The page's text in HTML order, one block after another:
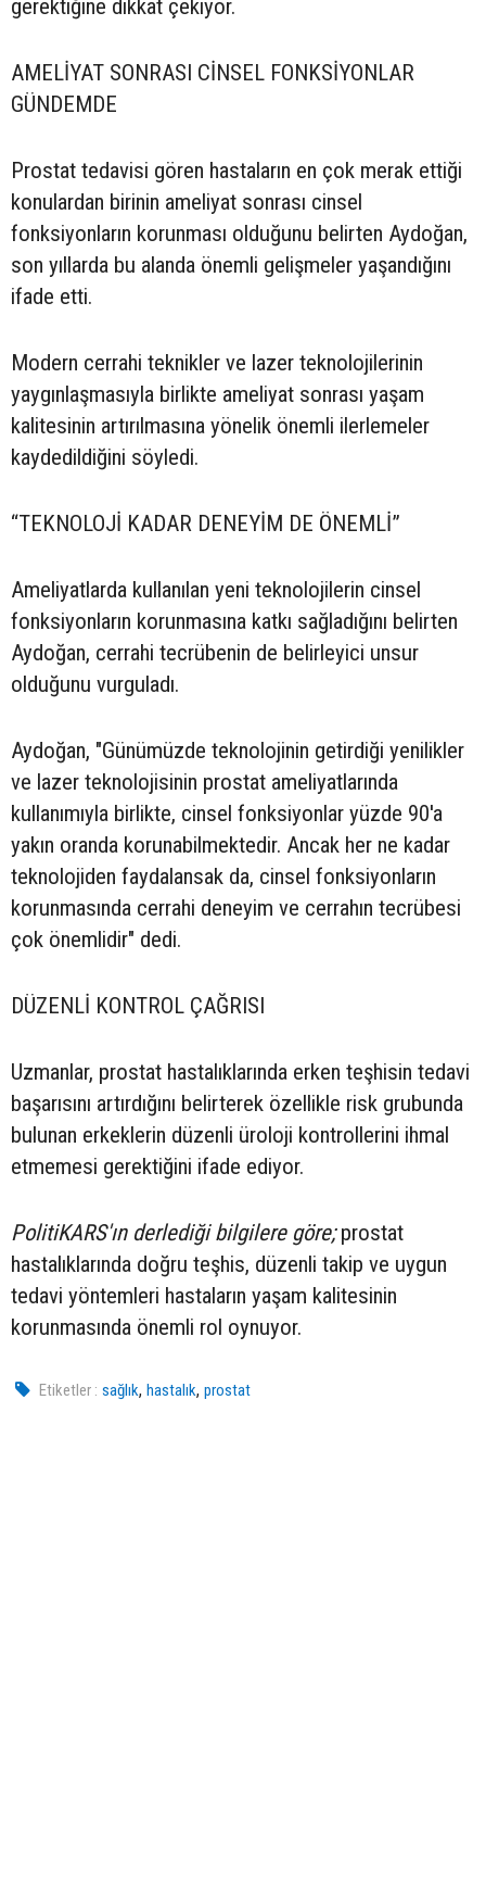
gerektiğine dikkat çekiyor.
AMELİYAT SONRASI CİNSEL FONKSİYONLAR
GÜNDEMDE
Prostat tedavisi gören hastaların en çok merak ettiği
konulardan birinin ameliyat sonrası cinsel
fonksiyonların korunması olduğunu belirten Aydoğan,
son yıllarda bu alanda önemli gelişmeler yaşandığını
ifade etti.
Modern cerrahi teknikler ve lazer teknolojilerinin
yaygınlaşmasıyla birlikte ameliyat sonrası yaşam
kalitesinin artırılmasına yönelik önemli ilerlemeler
kaydedildiğini söyledi.
“TEKNOLOJİ KADAR DENEYİM DE ÖNEMLİ”
Ameliyatlarda kullanılan yeni teknolojilerin cinsel
fonksiyonların korunmasına katkı sağladığını belirten
Aydoğan, cerrahi tecrübenin de belirleyici unsur
olduğunu vurguladı.
Aydoğan, "Günümüzde teknolojinin getirdiği yenilikler
ve lazer teknolojisinin prostat ameliyatlarında
kullanımıyla birlikte, cinsel fonksiyonlar yüzde 90'a
yakın oranda korunabilmektedir. Ancak her ne kadar
teknolojiden faydalansak da, cinsel fonksiyonların
korunmasında cerrahi deneyim ve cerrahın tecrübesi
çok önemlidir" dedi.
DÜZENLİ KONTROL ÇAĞRISI
Uzmanlar, prostat hastalıklarında erken teşhisin tedavi
başarısını artırdığını belirterek özellikle risk grubunda
bulunan erkeklerin düzenli üroloji kontrollerini ihmal
etmemesi gerektiğini ifade ediyor.
PolitiKARS'ın derlediği bilgilere göre;prostat
hastalıklarında doğru teşhis, düzenli takip ve uygun
tedavi yöntemleri hastaların yaşam kalitesinin
korunmasında önemli rol oynuyor.
Etiketler : sağlık,hastalık,prostat